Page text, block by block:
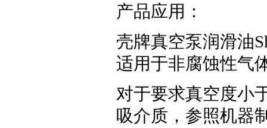
产品应用：
壳牌真空泵润滑油
适用于非腐蚀性气
对于要求真空度小
吸介质，参照机器